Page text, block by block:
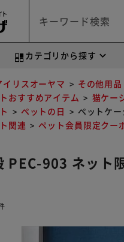
カテゴリから探す
イリスオーヤマ その他用品
おすすめアイテム 猫ケー
ペットの日
ペットケ
関連 ペット会員限定クー
PEC-903 ネット